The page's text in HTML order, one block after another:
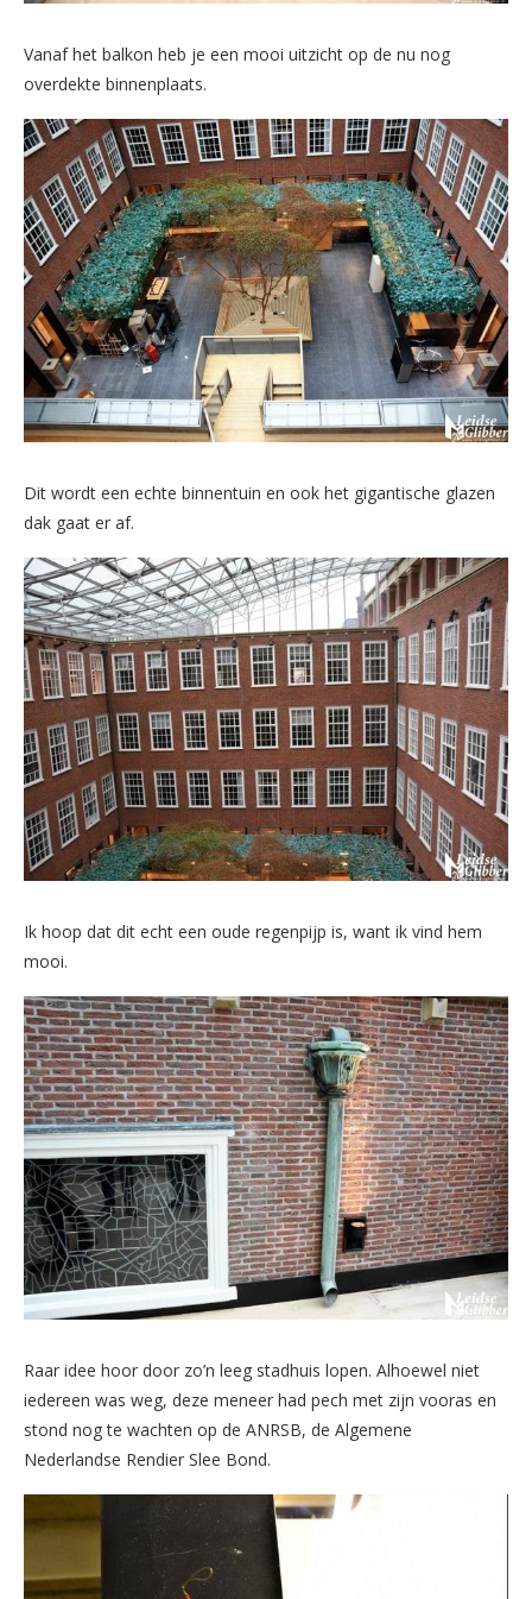
Vanaf het balkon heb je een mooi uitzicht op de nu nog
overdekte binnenplaats.
Dit wordt een echte binnentuin en ook het gigantische glazen
dak gaat er af.
Ik hoop dat dit echt een oude regenpijp is, want ik vind hem
mooi.
Raar idee hoor door zo’n leeg stadhuis lopen. Alhoewel niet
iedereen was weg, deze meneer had pech met zijn vooras en
stond nog te wachten op de ANRSB, de Algemene
Nederlandse Rendier Slee Bond.